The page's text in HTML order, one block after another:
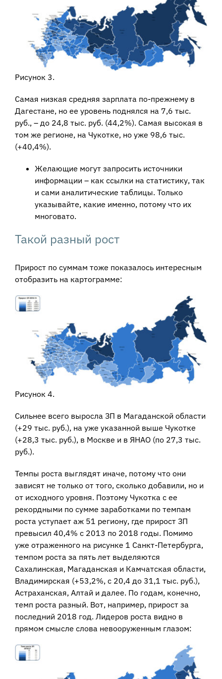
Рисунок 3.
Самая низкая средняя зарплата по-прежнему в
Дагестане, но ее уровень поднялся на 7,6 тыс.
руб., – до 24,8 тыс. руб. (44,2%). Самая высокая в
том же регионе, на Чукотке, но уже 98,6 тыс.
(+40,4%).
Желающие могут запросить источники
информации – как ссылки на статистику, так
и сами аналитические таблицы. Только
указывайте, какие именно, потому что их
многовато.
Такой разный рост
Прирост по суммам тоже показалось интересным
отобразить на картограмме:
Рисунок 4.
Сильнее всего выросла ЗП в Магаданской области
(+29 тыс. руб.), на уже указанной выше Чукотке
(+28,3 тыс. руб.), в Москве и в ЯНАО (по 27,3 тыс.
руб.).
Темпы роста выглядят иначе, потому что они
зависят не только от того, сколько добавили, но и
от исходного уровня. Поэтому Чукотка с ее
рекордными по сумме заработками по темпам
роста уступает аж 51 региону, где прирост ЗП
превысил 40,4% с 2013 по 2018 годы. Помимо
уже отраженного на рисунке 1 Санкт-Петербурга,
темпом роста за пять лет выделяются
Сахалинская, Магаданская и Камчатская области,
Владимирская (+53,2%, с 20,4 до 31,1 тыс. руб.),
Астраханская, Алтай и далее. По годам, конечно,
темп роста разный. Вот, например, прирост за
последний 2018 год. Лидеров роста видно в
прямом смысле слова невооруженным глазом: